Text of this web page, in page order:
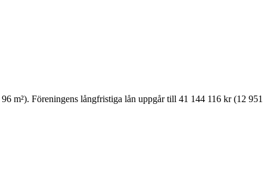
96 m²). Föreningens långfristiga lån uppgår till 41 144 116 kr (12 951